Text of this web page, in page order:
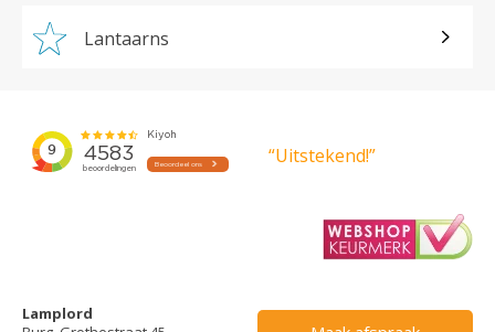
Lantaarns
“Uitstekend!”
Lamplord